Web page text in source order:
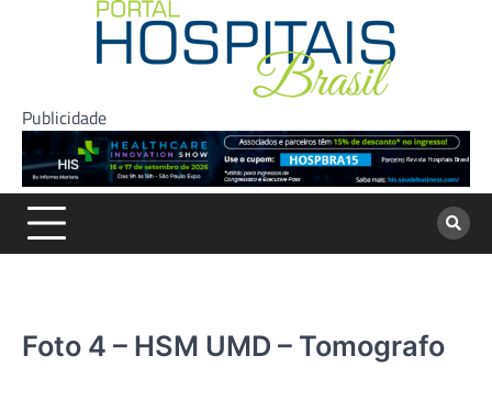
Publicidade
Foto 4 – HSM UMD – Tomografo